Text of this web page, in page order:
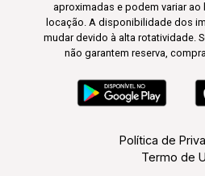
aproximadas e podem variar
locação. A disponibilidade dos
mudar devido à alta rotatividade.
não garantem reserva,
Política de
Termo de